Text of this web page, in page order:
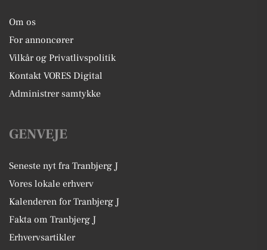
Om os
For annoncører
Vilkår og Privatlivspolitik
Kontakt VORES Digital
Administrer samtykke
GENVEJE
Seneste nyt fra Tranbjerg J
Vores lokale erhverv
Kalenderen for Tranbjerg J
Fakta om Tranbjerg J
Erhvervsartikler